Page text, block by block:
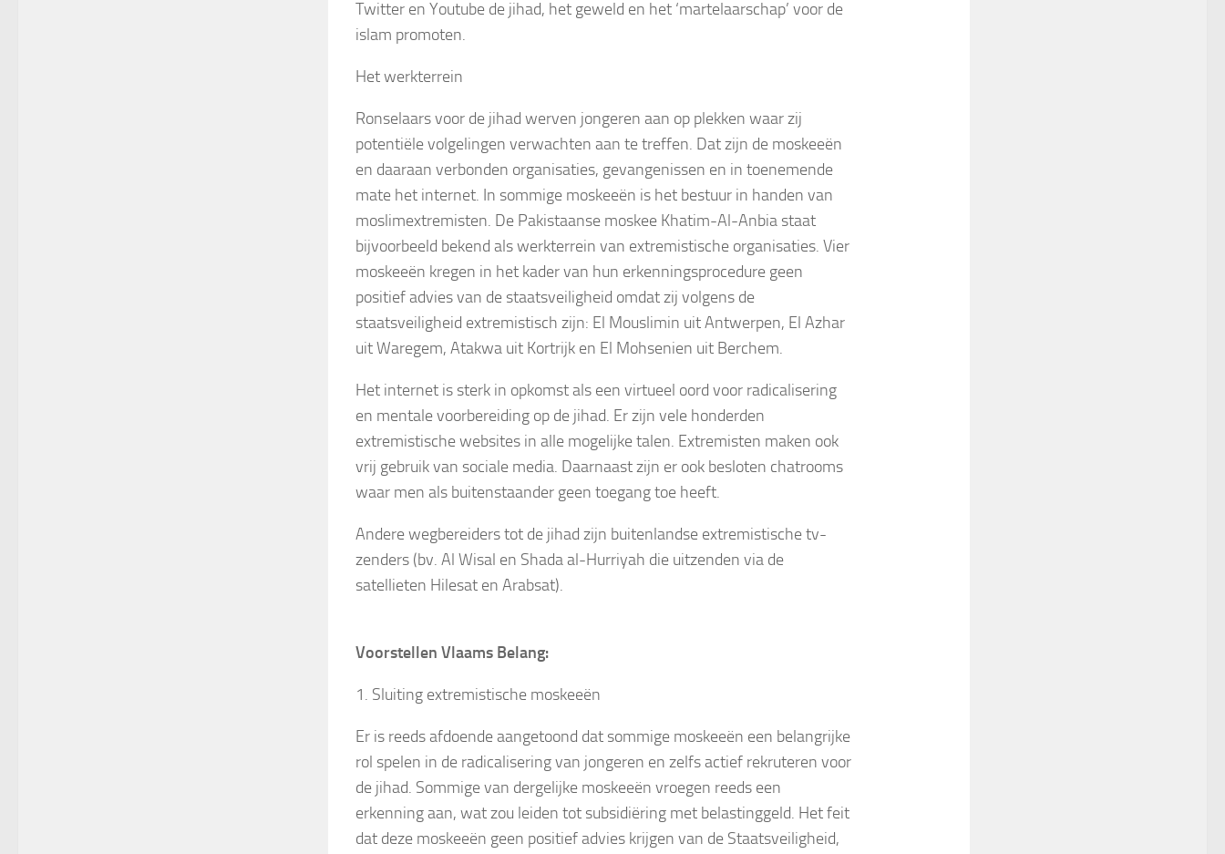
Twitter en Youtube de jihad, het geweld en het ‘martelaarschap’ voor de
islam promoten.
Het werkterrein
Ronselaars voor de jihad werven jongeren aan op plekken waar zij
potentiële volgelingen verwachten aan te treffen. Dat zijn de moskeeën
en daaraan verbonden organisaties, gevangenissen en in toenemende
mate het internet. In sommige moskeeën is het bestuur in handen van
moslimextremisten. De Pakistaanse moskee Khatim-Al-Anbia staat
bijvoorbeeld bekend als werkterrein van extremistische organisaties. Vier
moskeeën kregen in het kader van hun erkenningsprocedure geen
positief advies van de staatsveiligheid omdat zij volgens de
staatsveiligheid extremistisch zijn: El Mouslimin uit Antwerpen, El Azhar
uit Waregem, Atakwa uit Kortrijk en El Mohsenien uit Berchem.
Het internet is sterk in opkomst als een virtueel oord voor radicalisering
en mentale voorbereiding op de jihad. Er zijn vele honderden
extremistische websites in alle mogelijke talen. Extremisten maken ook
vrij gebruik van sociale media. Daarnaast zijn er ook besloten chatrooms
waar men als buitenstaander geen toegang toe heeft.
Andere wegbereiders tot de jihad zijn buitenlandse extremistische tv-
zenders (bv. Al Wisal en Shada al-Hurriyah die uitzenden via de
satellieten Hilesat en Arabsat).
Voorstellen Vlaams Belang:
1. Sluiting extremistische moskeeën
Er is reeds afdoende aangetoond dat sommige moskeeën een belangrijke
rol spelen in de radicalisering van jongeren en zelfs actief rekruteren voor
de jihad. Sommige van dergelijke moskeeën vroegen reeds een
erkenning aan, wat zou leiden tot subsidiëring met belastinggeld. Het feit
dat deze moskeeën geen positief advies krijgen van de Staatsveiligheid,